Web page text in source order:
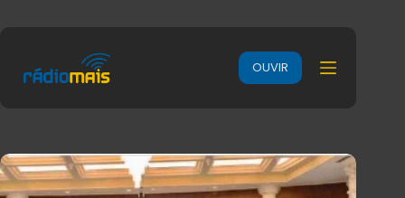
OUVIR